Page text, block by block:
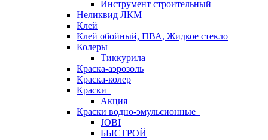
Инструмент строительный
Неликвид ЛКМ
Клей
Клей обойный, ПВА, Жидкое стекло
Колеры
Тиккурила
Краска-аэрозоль
Краска-колер
Краски
Акция
Краски водно-эмульсионные
JOBI
БЫСТРОЙ